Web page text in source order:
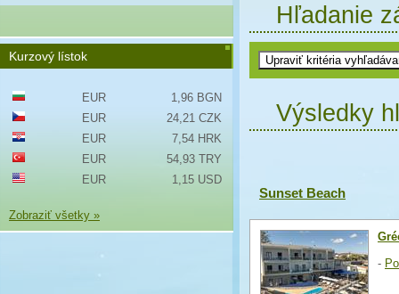
Hľadanie
Výsledky
Sunset Beach
-
Kurzový lístok
EUR
1,96 BGN
EUR
24,21 CZK
EUR
7,54 HRK
EUR
54,93 TRY
EUR
1,15 USD
Zobraziť všetky »